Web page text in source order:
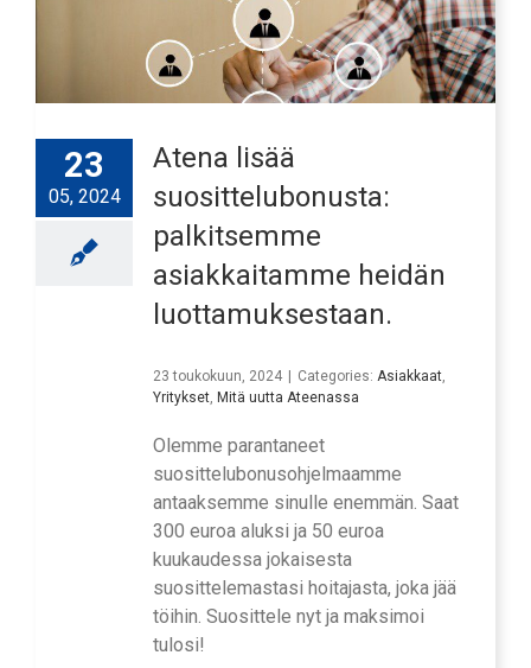
23
05, 2024
Atena lisää
suosittelubonusta:
palkitsemme
asiakkaitamme heidän
luottamuksestaan.
23 toukokuun, 2024 Categories: Asiakkaat,
Yritykset, Mitä uutta Ateenassa
Olemme parantaneet
suosittelubonusohjelmaamme
antaaksemme sinulle enemmän. Saat
300 euroa aluksi ja 50 euroa
kuukaudessa jokaisesta
suosittelemastasi hoitajasta, joka jää
töihin. Suosittele nyt ja maksimoi
tulosi!